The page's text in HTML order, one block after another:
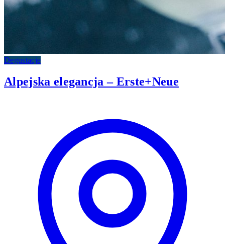
Degustacje
Alpejska elegancja – Erste+Neue